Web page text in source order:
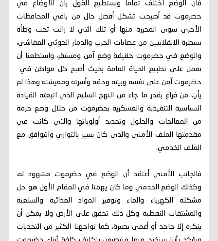
فان الوضع اختلف تماماً ونستطيع القول بان الأوضاع في
حضرموت قد أصبحت تشكل أفضل حال من باقي المحافظات
الأخرى سوى المحررة منها أو تلك التي لا زالت تحت وطأة
سيطرة الانقلابيين من عصابات الحرب والدمار الحوثي العفاشي،
والوضع في حضرموت حقيقة وضع آمن ومستقر، واستطعنا أن
نعمل على تطبيع الحياة العامة بحيث أصبح كل مواطن في
حضرموت آمن على نفسه وبيته وحقه وأسرته ومعيشته وهذا لم
يأتِ من فراغ بقدر ما جاء من النهج السليم الذي اتبعته القيادة
السياسية التنفيذية والعسكرية بحضرموت من خلال وضع حزمة
من المعالجات والحلول وتحديد أولوياتها والتي كانت في
مقدمتها الملف الأمني والذي كان يسير بالتوازي والتوافق مع
الملف الخدمي.
فالجانب الأمني أعتقد أن الوضع في حضرموت مشهود له،
وكذلك الوضع الخدمي وما كان يهمنا في المقام الأول هو حل
مشكلة الكهرباء والماء وتوفير المواد الغذائية والسلعية
والمشتقات النفطية وكل ذلك تحقق على الأرض ولا يمكن أن
ينكره إلا جاحد أو أعمى بصيرة، كما تواجهنا الكثير من التحديات